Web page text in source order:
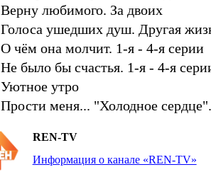
Верну любимого. За двоих
Голоса ушедших душ. Другая
О чём она молчит. 1-я - 4-я серии
Не было бы счастья. 1-я - 4-я
Уютное утро
Прости меня... "Холодное
REN-TV
Информация о канале «REN-TV»